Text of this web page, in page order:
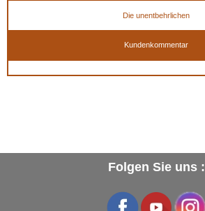
Die unentbehrlichen
Kundenkommentar
Folgen Sie uns :